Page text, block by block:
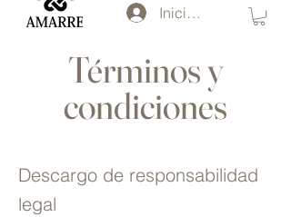
Iniciar sesión
Términos y
condiciones
Descargo de responsabilidad
legal